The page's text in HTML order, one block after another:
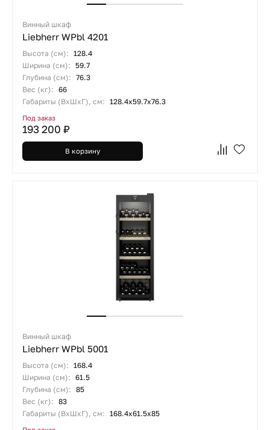
Винный шкаф
Liebherr WPbl 4201
Высота (см): 128.4
Ширина (см): 59.7
Глубина (см): 76.3
Вес (кг): 66
Габариты (ВхШхГ), см: 128.4х59.7х76.3
Под заказ
193 200 ₽
В корзину
Винный шкаф
Liebherr WPbl 5001
Высота (см): 168.4
Ширина (см): 61.5
Глубина (см): 85
Вес (кг): 83
Габариты (ВхШхГ), см: 168.4х61.5х85